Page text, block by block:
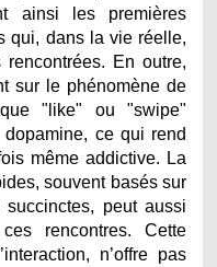
ainsi les premières
qui, dans la vie réelle,
En outre,
sur le phénomène de
"like" ou "swipe"
ce qui rend
même addictive. La
souvent basés sur
peut aussi
rencontres. Cette
n’offre pas